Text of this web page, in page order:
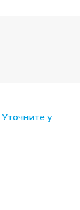
Уточните у